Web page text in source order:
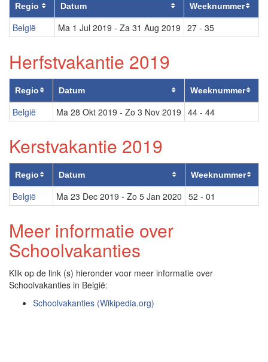
Regio Datum Weeknummer
België Ma 1 Jul 2019 - Za 31 Aug 2019 27 - 35
Herfstvakantie 2019
Regio Datum Weeknummer
België Ma 28 Okt 2019 - Zo 3 Nov 2019 44 - 44
Kerstvakantie 2019
Regio Datum Weeknummer
België Ma 23 Dec 2019 - Zo 5 Jan 2020 52 - 01
Meer informatie over
Schoolvakanties
Klik op de link (s) hieronder voor meer informatie over
Schoolvakanties in België:
Schoolvakanties (Wikipedia.org)